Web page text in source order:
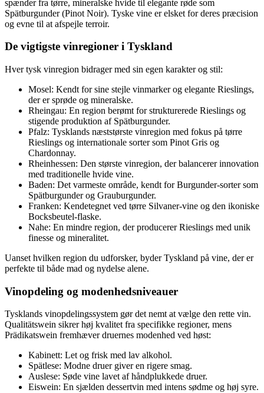
spænder fra tørre, mineralske hvide til elegante røde som
Spätburgunder (Pinot Noir). Tyske vine er elsket for deres præcision
og evne til at afspejle terroir.
De vigtigste vinregioner i Tyskland
Hver tysk vinregion bidrager med sin egen karakter og stil:
Mosel: Kendt for sine stejle vinmarker og elegante Rieslings,
der er sprøde og mineralske.
Rheingau: En region berømt for strukturerede Rieslings og
stigende produktion af Spätburgunder.
Pfalz: Tysklands næststørste vinregion med fokus på tørre
Rieslings og internationale sorter som Pinot Gris og
Chardonnay.
Rheinhessen: Den største vinregion, der balancerer innovation
med traditionelle hvide vine.
Baden: Det varmeste område, kendt for Burgunder-sorter som
Spätburgunder og Grauburgunder.
Franken: Kendetegnet ved tørre Silvaner-vine og den ikoniske
Bocksbeutel-flaske.
Nahe: En mindre region, der producerer Rieslings med unik
finesse og mineralitet.
Uanset hvilken region du udforsker, byder Tyskland på vine, der er
perfekte til både mad og nydelse alene.
Vinopdeling og modenhedsniveauer
Tysklands vinopdelingssystem gør det nemt at vælge den rette vin.
Qualitätswein sikrer høj kvalitet fra specifikke regioner, mens
Prädikatswein fremhæver druernes modenhed ved høst:
Kabinett: Let og frisk med lav alkohol.
Spätlese: Modne druer giver en rigere smag.
Auslese: Søde vine lavet af håndplukkede druer.
Eiswein: En sjælden dessertvin med intens sødme og høj syre.